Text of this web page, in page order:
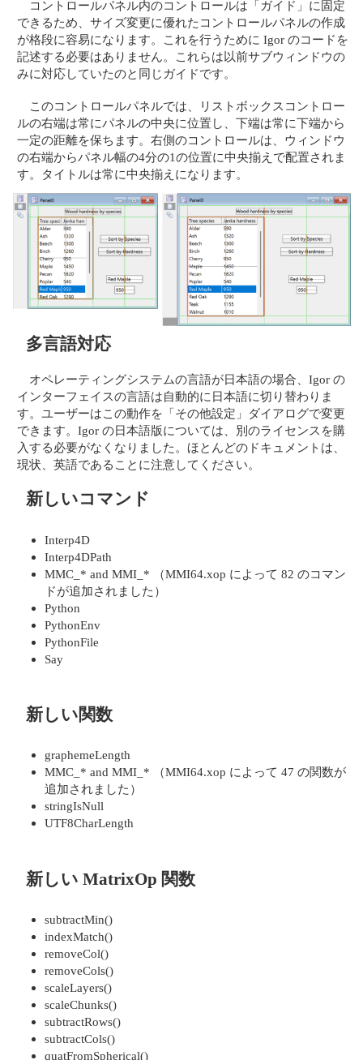
コントロールパネル内のコントロールは「ガイド」に固定
できるため、サイズ変更に優れたコントロールパネルの作成
が格段に容易になります。これを行うために Igor のコードを
記述する必要はありません。これらは以前サブウィンドウの
みに対応していたのと同じガイドです。
このコントロールパネルでは、リストボックスコントロー
ルの右端は常にパネルの中央に位置し、下端は常に下端から
一定の距離を保ちます。右側のコントロールは、ウィンドウ
の右端からパネル幅の4分の1の位置に中央揃えで配置されま
す。タイトルは常に中央揃えになります。
多言語対応
オペレーティングシステムの言語が日本語の場合、Igor の
インターフェイスの言語は自動的に日本語に切り替わりま
す。ユーザーはこの動作を「その他設定」ダイアログで変更
できます。Igor の日本語版については、別のライセンスを購
入する必要がなくなりました。ほとんどのドキュメントは、
現状、英語であることに注意してください。
新しいコマンド
Interp4D
Interp4DPath
MMC_* and MMI_* （MMI64.xop によって 82 のコマン
ドが追加されました）
Python
PythonEnv
PythonFile
Say
新しい関数
graphemeLength
MMC_* and MMI_* （MMI64.xop によって 47 の関数が
追加されました）
stringIsNull
UTF8CharLength
新しい MatrixOp 関数
subtractMin()
indexMatch()
removeCol()
removeCols()
scaleLayers()
scaleChunks()
subtractRows()
subtractCols()
quatFromSpherical()